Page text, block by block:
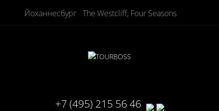
Йоханнесбург The Westcliff, Four Seasons
+7 (495) 215 56 46